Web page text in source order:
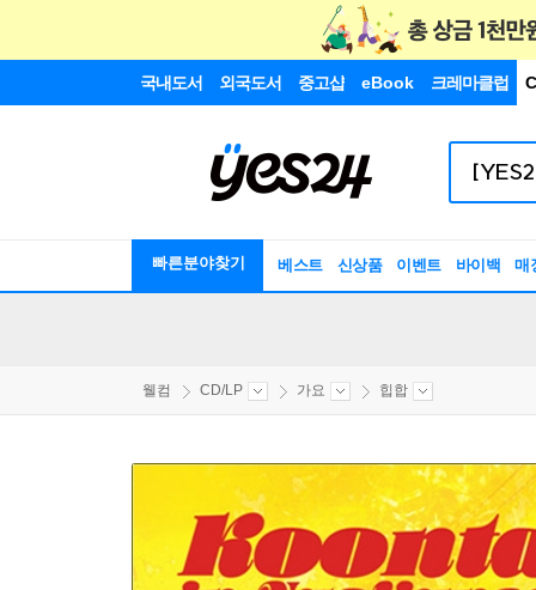
국내도서 외국도서 중고샵 eBook 크레마클럽
빠른분야찾기 베스트 신상품 이벤트 바이백 매
웰컴 CD/LP 가요 힙합